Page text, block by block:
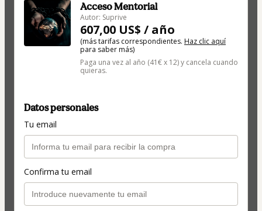
Acceso Mentorial
Autor: Suprive
607,00 US$ / año
(más tarifas correspondientes. Haz clic aquí
para saber más)
Paga una vez al año (41€ x 12) y cancela cuando
quieras.
Datos personales
Tu email
Confirma tu email